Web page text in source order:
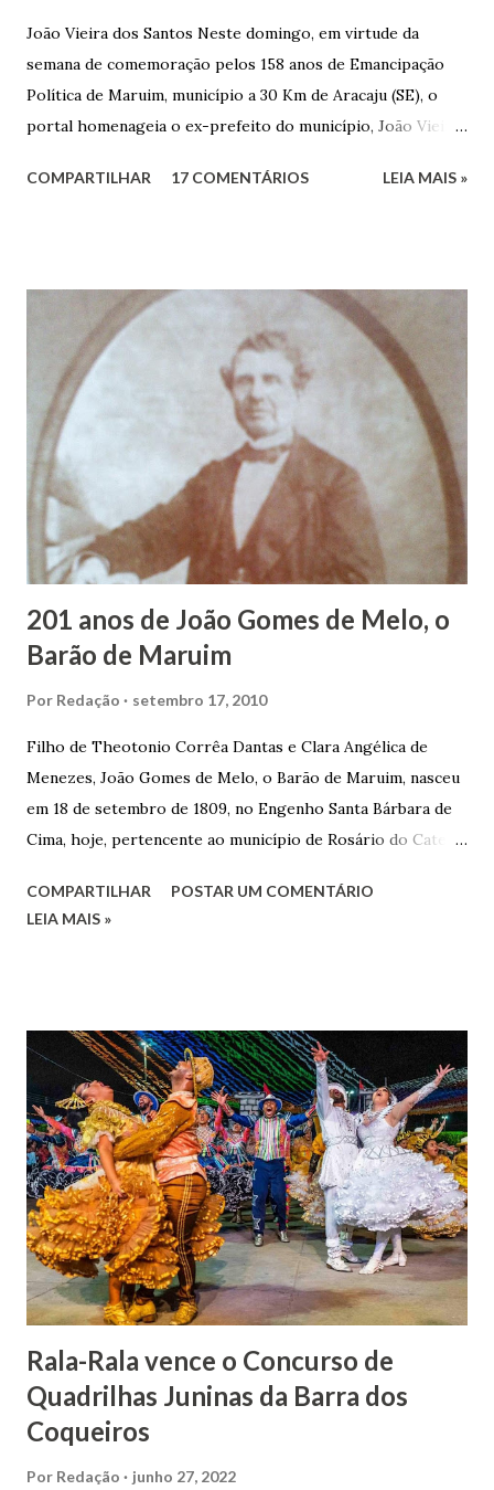
João Vieira dos Santos Neste domingo, em virtude da
semana de comemoração pelos 158 anos de Emancipação
Política de Maruim, município a 30 Km de Aracaju (SE), o
portal homenageia o ex-prefeito do município, João Vieira
Vieira dos Santos e Arlinda Barroso dos Santos, nasceu em
infância pobre, João Vieira não pôde se dedicar aos
estudos, e então passou a colocar o trabalho em primeiro
plano para auxiliar na renda familiar. No comércio foi
garçon, dono de bar, de armarinho e depois de uma
panificação. “Ao contrário de muitos, que renegam suas
raízes e procuram obscurecer seu passado, orgulhava-se
em defender o pão como garçon, tendo incontáveis vezes
que trabalhar copiosamente fora de seu horário normal em
trocas de gorjetas que c...
COMPARTILHAR 17 COMENTÁRIOS LEIA MAIS »
201 anos de João Gomes de Melo, o
Barão de Maruim
Por Redação setembro 17, 2010
Filho de Theotonio Corrêa Dantas e Clara Angélica de
Menezes, João Gomes de Melo, o Barão de Maruim, nasceu
em 18 de setembro de 1809, no Engenho Santa Bárbara de
Cima, hoje, pertencente ao município de Rosário do Catete.
José de Faro Leitão, porém o casamento acabou com o
indiciamento para apropriar-se da volumosa herança. Em
1862, transferiu-se para o Rio de Janeiro e casou-se com
uma irmã do Visconde de Uruguai. O Barão de Maruim
apresentou uma grande dedicação à atividade agrícola, que
lhe proporcionou uma grande reserva financeira. João
Gomes de Melo mandou construir a Igreja Matriz de Nosso
Senhor Bom Jesus dos Passos, que foi inaugurada em 1862 e
doada ao vigário Pe. José Joaquim de Vasconcelos. A Igreja
Matriz...
COMPARTILHAR
POSTAR UM COMENTÁRIO
LEIA MAIS »
Rala-Rala vence o Concurso de
Quadrilhas Juninas da Barra dos
Coqueiros
Por Redação junho 27, 2022